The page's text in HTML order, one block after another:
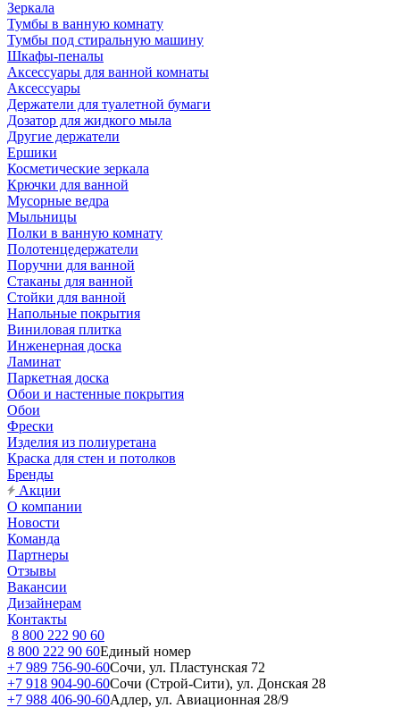
Зеркала
Тумбы в ванную комнату
Тумбы под стиральную машину
Шкафы-пеналы
Аксессуары для ванной комнаты
Аксессуары
Держатели для туалетной бумаги
Дозатор для жидкого мыла
Другие держатели
Ершики
Косметические зеркала
Крючки для ванной
Мусорные ведра
Мыльницы
Полки в ванную комнату
Полотенцедержатели
Поручни для ванной
Стаканы для ванной
Стойки для ванной
Напольные покрытия
Виниловая плитка
Инженерная доска
Ламинат
Паркетная доска
Обои и настенные покрытия
Обои
Фрески
Изделия из полиуретана
Краска для стен и потолков
Бренды
Акции
О компании
Новости
Команда
Партнеры
Отзывы
Вакансии
Дизайнерам
Контакты
8 800 222 90 60
8 800 222 90 60Единый номер
+7 989 756-90-60Сочи, ул. Пластунская 72
+7 918 904-90-60Сочи (Строй-Сити), ул. Донская 28
+7 988 406-90-60Адлер, ул. Авиационная 28/9